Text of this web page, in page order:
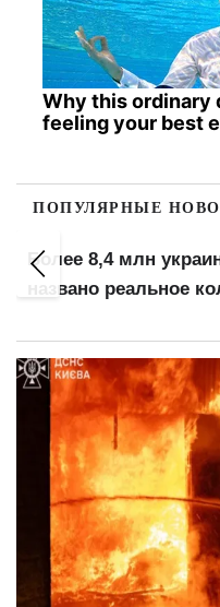
Why this ordinary
feeling your best
ПОПУЛЯРНЫЕ
Более 8,4 млн
названо реальное